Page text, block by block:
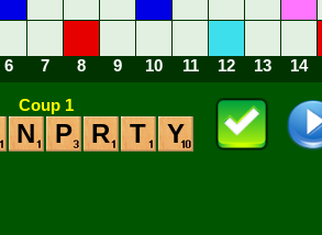
6 7 8 9 10 11 12 13 14
Coup 1
N P R T Y